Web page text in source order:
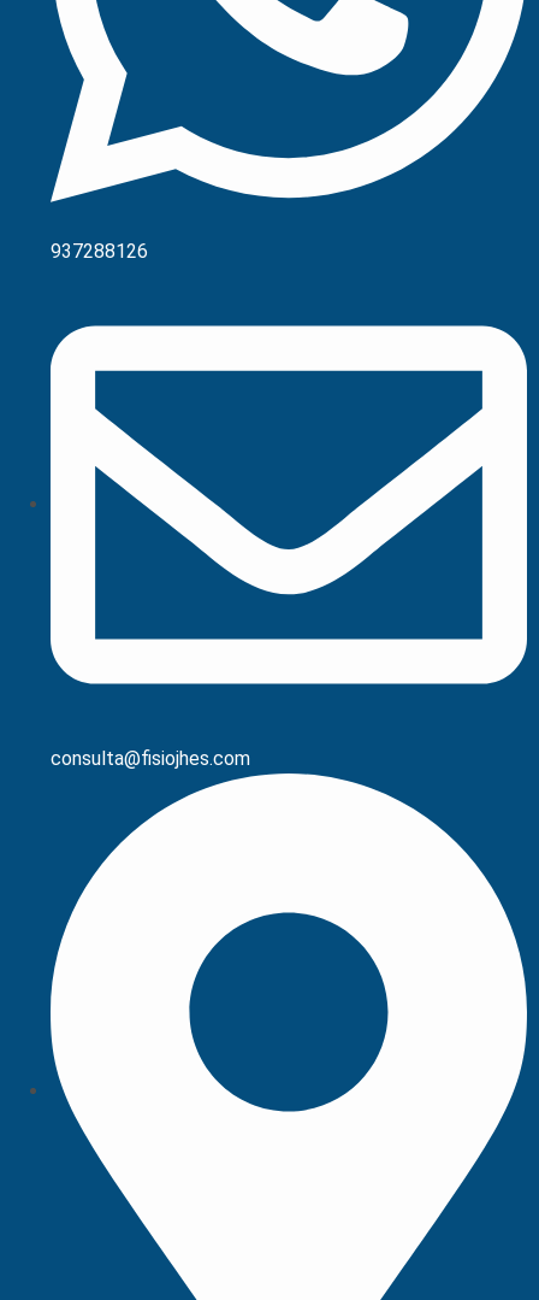
937288126
consulta@fisiojhes.com